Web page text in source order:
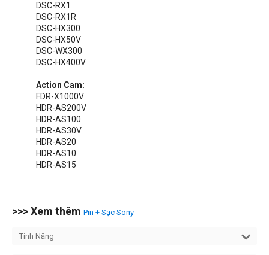
DSC-RX1
DSC-RX1R
DSC-HX300
DSC-HX50V
DSC-WX300
DSC-HX400V
Action Cam:
FDR-X1000V
HDR-AS200V
HDR-AS100
HDR-AS30V
HDR-AS20
HDR-AS10
HDR-AS15
>>> Xem thêm Pin + Sạc Sony
Tính Năng